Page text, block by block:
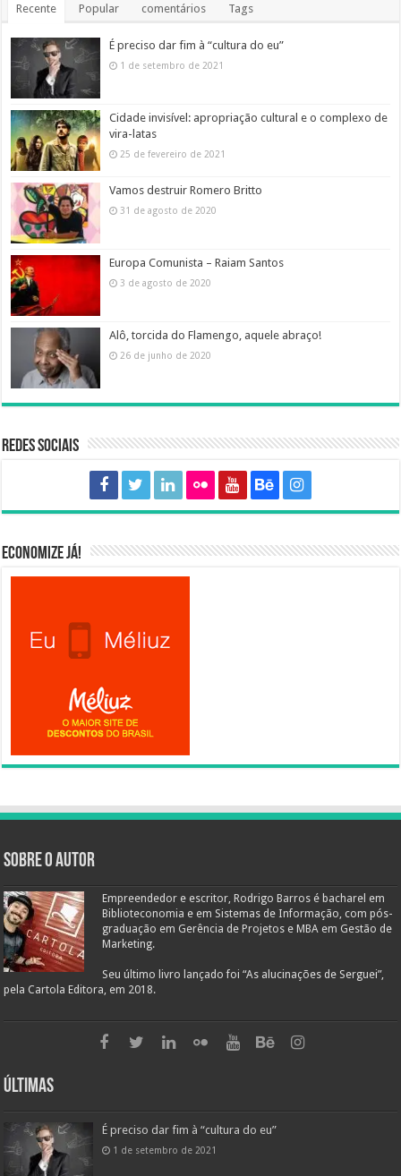
Recente Popular comentários Tags
É preciso dar fim à “cultura do eu”
1 de setembro de 2021
Cidade invisível: apropriação cultural e o complexo de
vira-latas
25 de fevereiro de 2021
Vamos destruir Romero Britto
31 de agosto de 2020
Europa Comunista – Raiam Santos
3 de agosto de 2020
Alô, torcida do Flamengo, aquele abraço!
26 de junho de 2020
Redes sociais
Economize já!
Sobre o autor
Empreendedor e escritor, Rodrigo Barros é bacharel em
Biblioteconomia e em Sistemas de Informação, com pós-
graduação em Gerência de Projetos e MBA em Gestão de
Marketing.
Seu último livro lançado foi “As alucinações de Serguei”,
pela Cartola Editora, em 2018.
Últimas
É preciso dar fim à “cultura do eu”
1 de setembro de 2021